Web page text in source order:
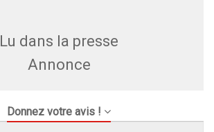
Lu dans la presse
Annonce
Donnez votre avis !